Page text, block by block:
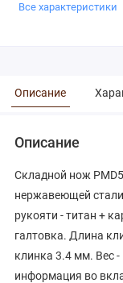
Все характеристики
Описание
Описание
Складной нож
нержавеющей стали
рукояти - титан +
галтовка. Длина
клинка 3.4 мм. Вес
информация во